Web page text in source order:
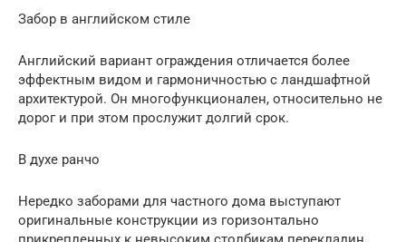
Забор в английском стиле
Английский вариант ограждения отличается более
эффектным видом и гармоничностью с ландшафтной
архитектурой. Он многофункционален, относительно не
дорог и при этом прослужит долгий срок.
В духе ранчо
Нередко заборами для частного дома выступают
оригинальные конструкции из горизонтально